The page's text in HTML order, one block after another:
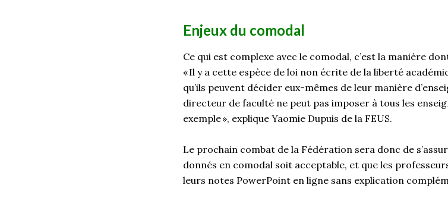
Enjeux du comodal
Ce qui est complexe avec le comodal, c’est la manière
«Il y a cette espèce de loi non écrite de la liberté
qu’ils peuvent décider eux-mêmes de leur manière d’
directeur de faculté ne peut pas imposer à tous les
exemple », explique Yaomie Dupuis de la FEUS.
Le prochain combat de la Fédération sera donc de
donnés en comodal soit acceptable, et que les
leurs notes PowerPoint en ligne sans explication complém